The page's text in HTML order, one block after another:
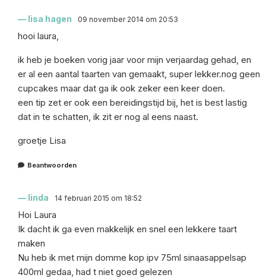
lisa hagen 09 november 2014 om 20:53
hooi laura,
ik heb je boeken vorig jaar voor mijn verjaardag gehad, en
er al een aantal taarten van gemaakt, super lekker.nog geen
cupcakes maar dat ga ik ook zeker een keer doen.
een tip zet er ook een bereidingstijd bij, het is best lastig
dat in te schatten, ik zit er nog al eens naast.
groetje Lisa
Beantwoorden
linda 14 februari 2015 om 18:52
Hoi Laura
Ik dacht ik ga even makkelijk en snel een lekkere taart
maken
Nu heb ik met mijn domme kop ipv 75ml sinaasappelsap
400ml gedaa, had t niet goed gelezen